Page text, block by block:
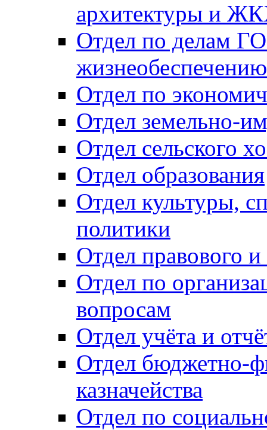
архитектуры и
Отдел по делам
Отдел по
Отдел земельно-
Отдел сельского
Отдел образования
Отдел культуры,
политики
Отдел правового
Отдел по
вопросам
Отдел учёта и
Отдел бюджетно-
казначейства
Отдел по